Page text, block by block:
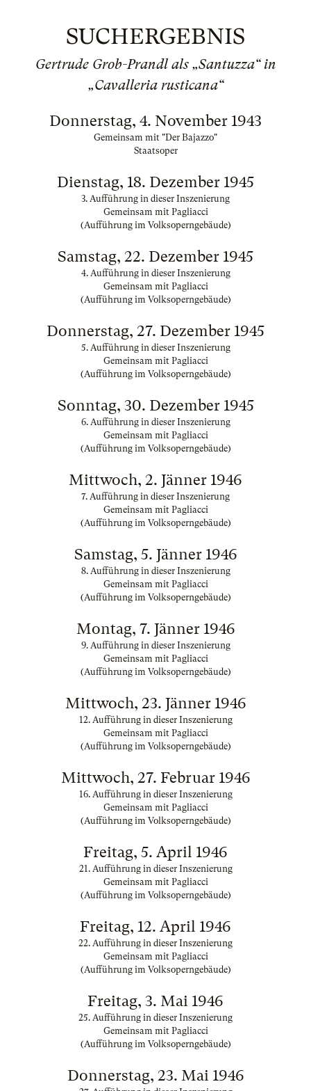
SUCHERGEBNIS
Gertrude Grob-Prandl als „Santuzza“ in
„Cavalleria rusticana“
Donnerstag, 4. November 1943
Gemeinsam mit "Der Bajazzo"
Staatsoper
Dienstag, 18. Dezember 1945
3. Aufführung in dieser Inszenierung
Gemeinsam mit Pagliacci
(Aufführung im Volksoperngebäude)
Samstag, 22. Dezember 1945
4. Aufführung in dieser Inszenierung
Gemeinsam mit Pagliacci
(Aufführung im Volksoperngebäude)
Donnerstag, 27. Dezember 1945
5. Aufführung in dieser Inszenierung
Gemeinsam mit Pagliacci
(Aufführung im Volksoperngebäude)
Sonntag, 30. Dezember 1945
6. Aufführung in dieser Inszenierung
Gemeinsam mit Pagliacci
(Aufführung im Volksoperngebäude)
Mittwoch, 2. Jänner 1946
7. Aufführung in dieser Inszenierung
Gemeinsam mit Pagliacci
(Aufführung im Volksoperngebäude)
Samstag, 5. Jänner 1946
8. Aufführung in dieser Inszenierung
Gemeinsam mit Pagliacci
(Aufführung im Volksoperngebäude)
Montag, 7. Jänner 1946
9. Aufführung in dieser Inszenierung
Gemeinsam mit Pagliacci
(Aufführung im Volksoperngebäude)
Mittwoch, 23. Jänner 1946
12. Aufführung in dieser Inszenierung
Gemeinsam mit Pagliacci
(Aufführung im Volksoperngebäude)
Mittwoch, 27. Februar 1946
16. Aufführung in dieser Inszenierung
Gemeinsam mit Pagliacci
(Aufführung im Volksoperngebäude)
Freitag, 5. April 1946
21. Aufführung in dieser Inszenierung
Gemeinsam mit Pagliacci
(Aufführung im Volksoperngebäude)
Freitag, 12. April 1946
22. Aufführung in dieser Inszenierung
Gemeinsam mit Pagliacci
(Aufführung im Volksoperngebäude)
Freitag, 3. Mai 1946
25. Aufführung in dieser Inszenierung
Gemeinsam mit Pagliacci
(Aufführung im Volksoperngebäude)
Donnerstag, 23. Mai 1946